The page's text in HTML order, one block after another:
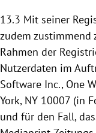
13.3 Mit seiner
zudem zustimmend
Rahmen der
Nutzerdaten im
Software Inc., One
York, NY 10007 (in
und für den Fall,